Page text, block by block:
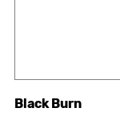
Black Burn